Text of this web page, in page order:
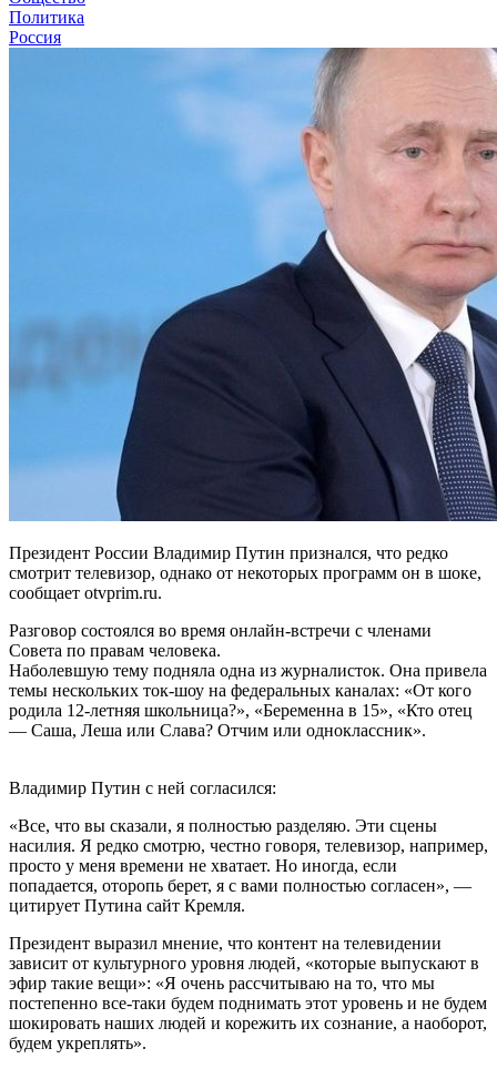
Политика
Россия
Президент России Владимир Путин признался, что редко
смотрит телевизор, однако от некоторых программ он в шоке,
сообщает otvprim.ru.
Разговор состоялся во время онлайн-встречи с членами
Совета по правам человека.
Наболевшую тему подняла одна из журналисток. Она привела
темы нескольких ток-шоу на федеральных каналах: «От кого
родила 12-летняя школьница?», «Беременна в 15», «Кто отец
— Саша, Леша или Слава? Отчим или одноклассник».
Владимир Путин с ней согласился:
«Все, что вы сказали, я полностью разделяю. Эти сцены
насилия. Я редко смотрю, честно говоря, телевизор, например,
просто у меня времени не хватает. Но иногда, если
попадается, оторопь берет, я с вами полностью согласен», —
цитирует Путина сайт Кремля.
Президент выразил мнение, что контент на телевидении
зависит от культурного уровня людей, «которые выпускают в
эфир такие вещи»: «Я очень рассчитываю на то, что мы
постепенно все-таки будем поднимать этот уровень и не будем
шокировать наших людей и корежить их сознание, а наоборот,
будем укреплять».